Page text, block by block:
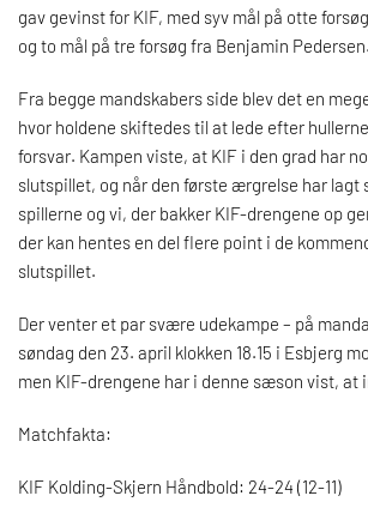
gav gevinst for KIF, med syv mål på otte
og to mål på tre forsøg fra Benjamin Pedersen.
Fra begge mandskabers side blev det en
hvor holdene skiftedes til at lede efter
forsvar. Kampen viste, at KIF i den grad har
slutspillet, og når den første ærgrelse har lagt
spillerne og vi, der bakker KIF-drengene op
der kan hentes en del flere point i de
slutspillet.
Der venter et par svære udekampe – på
søndag den 23. april klokken 18.15 i Esbjerg
men KIF-drengene har i denne sæson vist, at
Matchfakta:
KIF Kolding-Skjern Håndbold: 24-24 (12-11)